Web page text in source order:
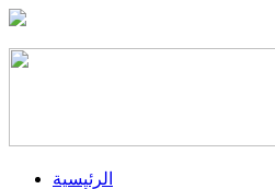
الرئيسية